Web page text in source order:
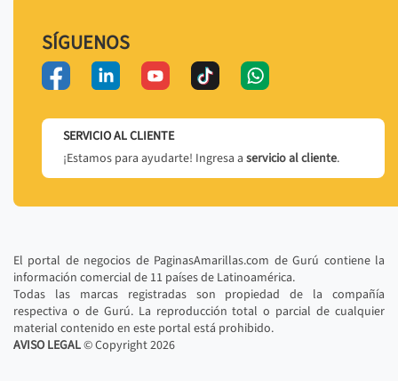
SÍGUENOS
SERVICIO AL CLIENTE
¡Estamos para ayudarte! Ingresa a servicio al cliente.
El portal de negocios de PaginasAmarillas.com de Gurú contiene la
información comercial de 11 países de Latinoamérica.
Todas las marcas registradas son propiedad de la compañía
respectiva o de Gurú. La reproducción total o parcial de cualquier
material contenido en este portal está prohibido.
AVISO LEGAL© Copyright2026